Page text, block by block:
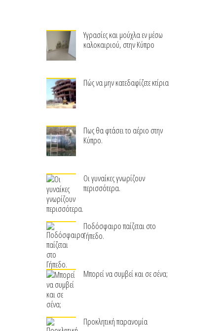
Υγρασίες και μούχλα εν μέσω
καλοκαιριού, στην Κύπρο
Πώς να μην κατεδαφίζετε κτίρια
Πως θα φτάσει το αέριο στην
Κύπρο.
Οι γυναίκες γνωρίζουν
περισσότερα.
Ποδόσφαιρο παίζεται στο
Γήπεδο.
Μπορεί να συμβεί και σε σένα;
Προκλητική παρανομία